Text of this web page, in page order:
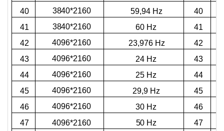
40
3840*2160 59,94 Hz
40
41
3840*2160 60 Hz
41
42
4096*2160 23,976 Hz
42
43
4096*2160 24 Hz
43
44
4096*2160 25 Hz
44
45
4096*2160 29,9 Hz
45
46
4096*2160 30 Hz
46
47
4096*2160 50 Hz
47